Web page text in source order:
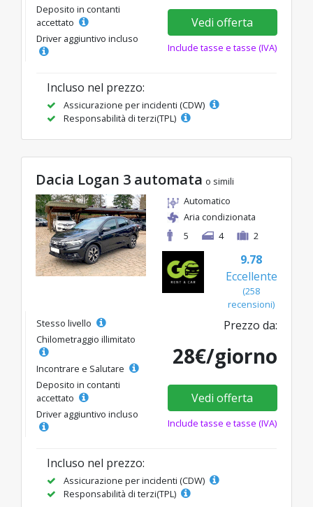
Deposito in contanti
accettato
Driver aggiuntivo incluso
Vedi offerta
Include tasse e tasse (IVA)
Incluso nel prezzo:
Assicurazione per incidenti (CDW)
Responsabilità di terzi(TPL)
Dacia Logan 3 automata o simili
Automatico
Aria condizionata
5
4 2
9.78
Eccellente
(258
recensioni)
Stesso livello
Chilometraggio illimitato
Incontrare e Salutare
Deposito in contanti
accettato
Driver aggiuntivo incluso
Prezzo da:
28€/giorno
Vedi offerta
Include tasse e tasse (IVA)
Incluso nel prezzo:
Assicurazione per incidenti (CDW)
Responsabilità di terzi(TPL)